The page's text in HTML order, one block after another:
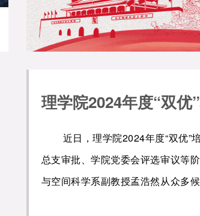
理学院2024年度“双
近日，理学院2024年度“双优”
总支审批、学院党委会评选审议等
与空间科学系副教授孟浩然从众多